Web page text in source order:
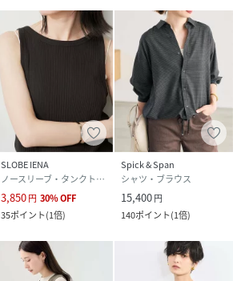
SLOBE IENA
ノースリーブ・タンクトップ
3,850円 30%OFF
35ポイント(1倍)
Spick & Span
シャツ・ブラウス
15,400円
140ポイント(1倍)